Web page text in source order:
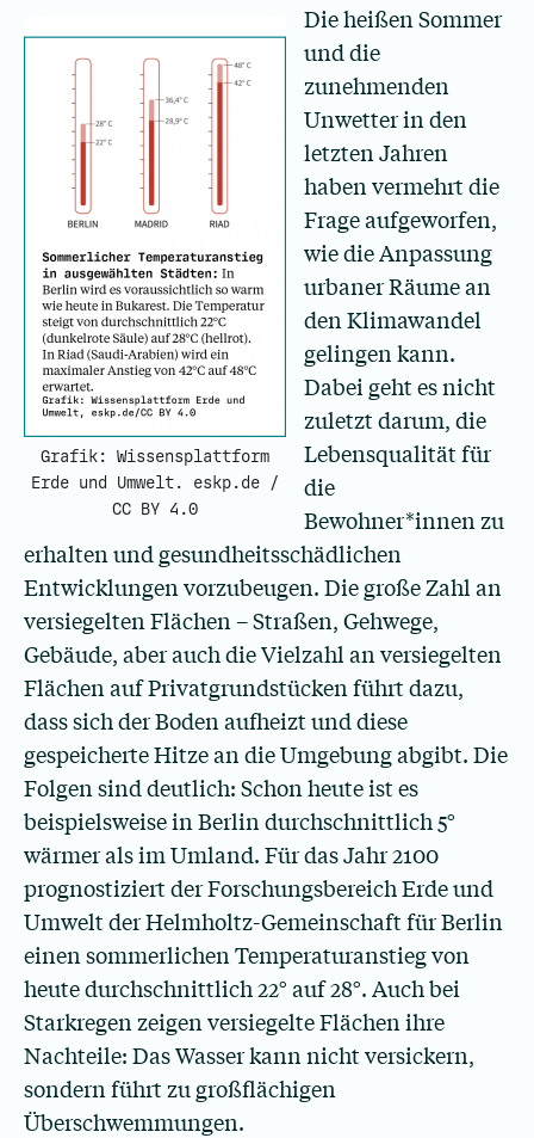
Grafik: Wissensplattform
Erde und Umwelt. eskp.de /
CC BY 4.0
Die heißen Sommer
und die
zunehmenden
Unwetter in den
letzten Jahren
haben vermehrt die
Frage aufgeworfen,
wie die Anpassung
urbaner Räume an
den Klimawandel
gelingen kann.
Dabei geht es nicht
zuletzt darum, die
Lebensqualität für
die
Bewohner*innen zu
erhalten und gesundheitsschädlichen
Entwicklungen vorzubeugen. Die große Zahl an
versiegelten Flächen – Straßen, Gehwege,
Gebäude, aber auch die Vielzahl an versiegelten
Flächen auf Privatgrundstücken führt dazu,
dass sich der Boden aufheizt und diese
gespeicherte Hitze an die Umgebung abgibt. Die
Folgen sind deutlich: Schon heute ist es
beispielsweise in Berlin durchschnittlich 5°
wärmer als im Umland. Für das Jahr 2100
prognostiziert der Forschungsbereich Erde und
Umwelt der Helmholtz-Gemeinschaft für Berlin
einen sommerlichen Temperaturanstieg von
heute durchschnittlich 22° auf 28°. Auch bei
Starkregen zeigen versiegelte Flächen ihre
Nachteile: Das Wasser kann nicht versickern,
sondern führt zu großflächigen
Überschwemmungen.